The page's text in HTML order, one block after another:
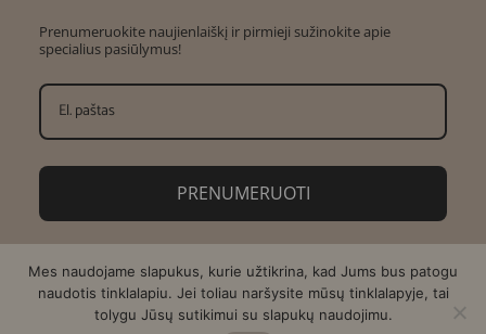
Prenumeruokite naujienlaiškį ir pirmieji sužinokite apie
specialius pasiūlymus!
PRENUMERUOTI
Copyright © 2026 AMA Design | Sukurta:Asteri
Mes naudojame slapukus, kurie užtikrina, kad Jums bus patogu
naudotis tinklalapiu. Jei toliau naršysite mūsų tinklalapyje, tai
tolygu Jūsų sutikimui su slapukų naudojimu.